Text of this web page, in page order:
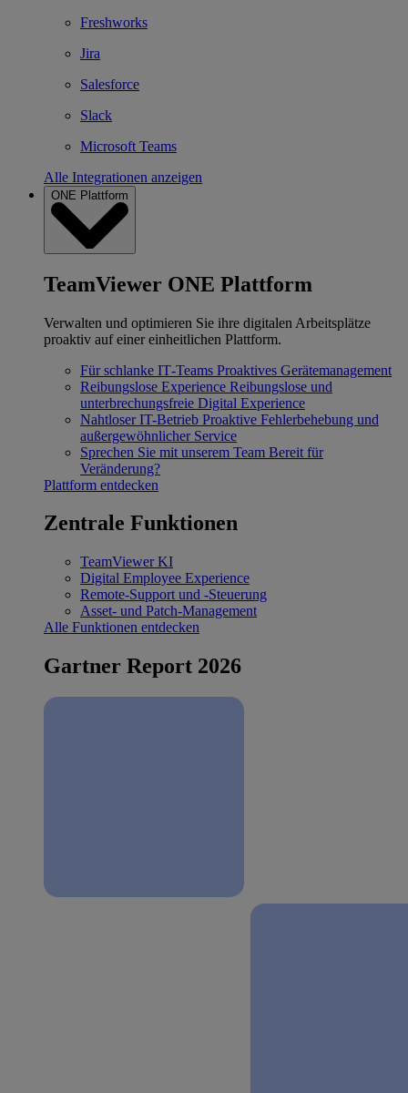
Freshworks
Jira
Salesforce
Slack
Microsoft Teams
Alle Integrationen anzeigen
ONE Plattform
TeamViewer ONE Plattform
Verwalten und optimieren Sie ihre digitalen Arbeitsplätze
proaktiv auf einer einheitlichen Plattform.
Für schlanke IT‐Teams Proaktives Gerätemanagement
Reibungslose Experience Reibungslose und
unterbrechungsfreie Digital Experience
Nahtloser IT-Betrieb Proaktive Fehlerbehebung und
außergewöhnlicher Service
Sprechen Sie mit unserem Team Bereit für
Veränderung?
Plattform entdecken
Zentrale Funktionen
TeamViewer KI
Digital Employee Experience
Remote-Support und -Steuerung
Asset- und Patch-Management
Alle Funktionen entdecken
Gartner Report 2026